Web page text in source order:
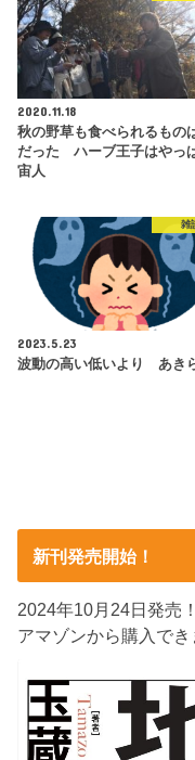
2020.11.18
秋の野草も食べられるもの
だった ハーブ王子はやっ
宙人
雑
2023.5.23
波動の高い低いより あき
新刊発売開始！
2024年10月24日発売！
アマゾンから購入でき